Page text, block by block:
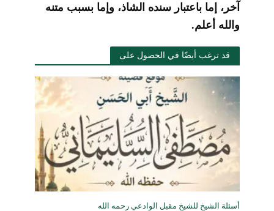
آخر، إما باعتبار سنده الشاذ، وإما بسبب متنه
والله أعلم.
قد ترغب أيضًا في الحصول على
أسئلة الشيخ للشيخ مقبل الوادعي رحمه الله